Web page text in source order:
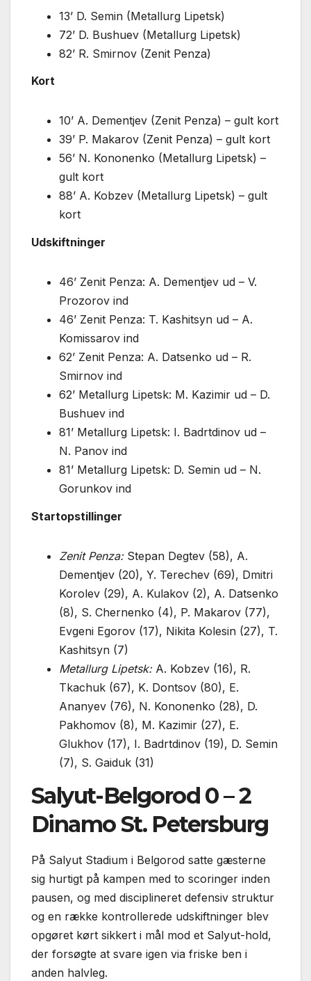
13’ D. Semin (Metallurg Lipetsk)
72’ D. Bushuev (Metallurg Lipetsk)
82’ R. Smirnov (Zenit Penza)
Kort
10’ A. Dementjev (Zenit Penza) – gult kort
39’ P. Makarov (Zenit Penza) – gult kort
56’ N. Kononenko (Metallurg Lipetsk) –
gult kort
88’ A. Kobzev (Metallurg Lipetsk) – gult
kort
Udskiftninger
46’ Zenit Penza: A. Dementjev ud – V.
Prozorov ind
46’ Zenit Penza: T. Kashitsyn ud – A.
Komissarov ind
62’ Zenit Penza: A. Datsenko ud – R.
Smirnov ind
62’ Metallurg Lipetsk: M. Kazimir ud – D.
Bushuev ind
81’ Metallurg Lipetsk: I. Badrtdinov ud –
N. Panov ind
81’ Metallurg Lipetsk: D. Semin ud – N.
Gorunkov ind
Startopstillinger
Zenit Penza:Stepan Degtev (58), A.
Dementjev (20), Y. Terechev (69), Dmitri
Korolev (29), A. Kulakov (2), A. Datsenko
(8), S. Chernenko (4), P. Makarov (77),
Evgeni Egorov (17), Nikita Kolesin (27), T.
Kashitsyn (7)
Metallurg Lipetsk:A. Kobzev (16), R.
Tkachuk (67), K. Dontsov (80), E.
Ananyev (76), N. Kononenko (28), D.
Pakhomov (8), M. Kazimir (27), E.
Glukhov (17), I. Badrtdinov (19), D. Semin
(7), S. Gaiduk (31)
Salyut-Belgorod 0 – 2
Dinamo St. Petersburg
På Salyut Stadium i Belgorod satte gæsterne
sig hurtigt på kampen med to scoringer inden
pausen, og med disciplineret defensiv struktur
og en række kontrollerede udskiftninger blev
opgøret kørt sikkert i mål mod et Salyut-hold,
der forsøgte at svare igen via friske ben i
anden halvleg.